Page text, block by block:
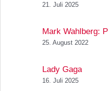
21. Juli 2025
Mark Wahlberg:
25. August 2022
Lady Gaga
16. Juli 2025